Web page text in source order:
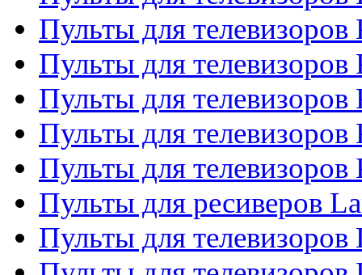
Пульты для телевизоров
Пульты для телевизоров
Пульты для телевизоров
Пульты для
Пульты для
Пульты для ресиверов
Пульты для телевизоров